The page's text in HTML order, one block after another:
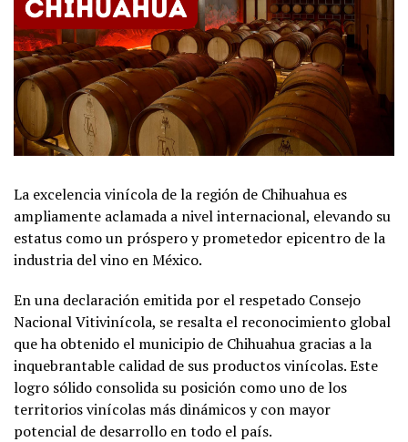
La excelencia vinícola de la región de Chihuahua es
ampliamente aclamada a nivel internacional, elevando su
estatus como un próspero y prometedor epicentro de la
industria del vino en México.
En una declaración emitida por el respetado Consejo
Nacional Vitivinícola, se resalta el reconocimiento global
que ha obtenido el municipio de Chihuahua gracias a la
inquebrantable calidad de sus productos vinícolas. Este
logro sólido consolida su posición como uno de los
territorios vinícolas más dinámicos y con mayor
potencial de desarrollo en todo el país.